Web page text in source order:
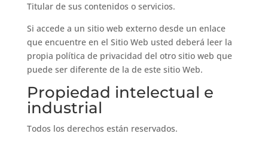
Titular de sus contenidos o servicios.
Si accede a un sitio web externo desde un enlace
que encuentre en el Sitio Web usted deberá leer la
propia política de privacidad del otro sitio web que
puede ser diferente de la de este sitio Web.
Propiedad intelectual e
industrial
Todos los derechos están reservados.